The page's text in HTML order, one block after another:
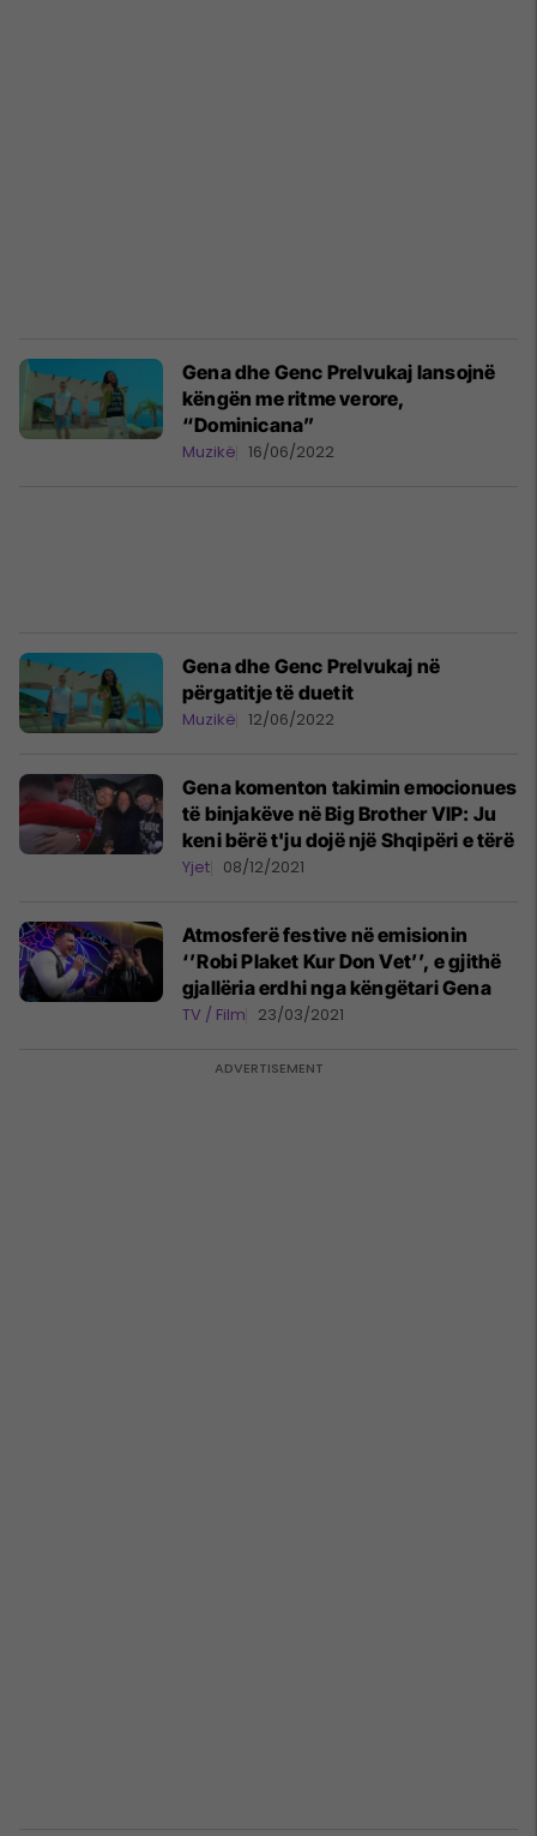
Gena dhe Genc Prelvukaj lansojnë
këngën me ritme verore,
“Dominicana”
Muzikë 16/06/2022
Gena dhe Genc Prelvukaj në
përgatitje të duetit
Muzikë 12/06/2022
Gena komenton takimin emocionues
të binjakëve në Big Brother VIP: Ju
keni bërë t'ju dojë një Shqipëri e tërë
Yjet 08/12/2021
Atmosferë festive në emisionin
‘’Robi Plaket Kur Don Vet’’, e gjithë
gjallëria erdhi nga këngëtari Gena
TV / Film 23/03/2021